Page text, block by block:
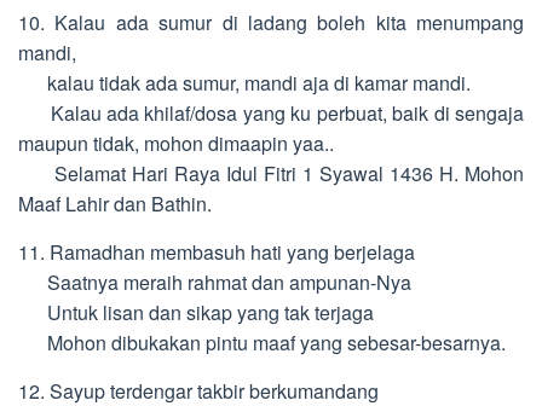
10. Kalau ada sumur di ladang boleh kita menumpang
mandi,
kalau tidak ada sumur, mandi aja di kamar mandi.
Kalau ada khilaf/dosa yang ku perbuat, baik di sengaja
maupun tidak, mohon dimaapin yaa..
Selamat Hari Raya Idul Fitri 1 Syawal 1436 H. Mohon
Maaf Lahir dan Bathin.
11. Ramadhan membasuh hati yang berjelaga
Saatnya meraih rahmat dan ampunan-Nya
Untuk lisan dan sikap yang tak terjaga
Mohon dibukakan pintu maaf yang sebesar-besarnya.
12. Sayup terdengar takbir berkumandang